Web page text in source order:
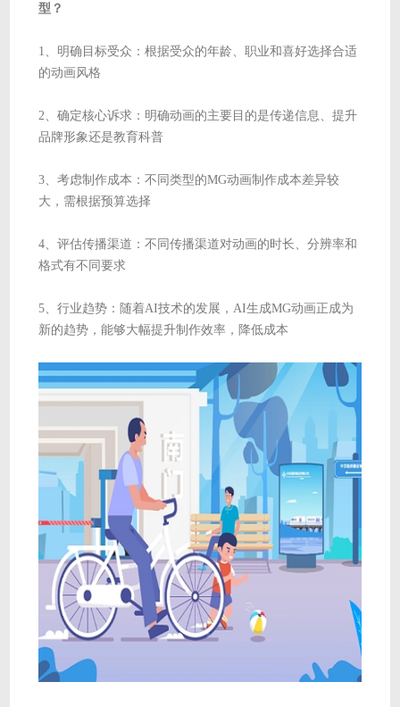
型？
1、明确目标受众：根据受众的年龄、职业和喜好选择合适
的动画风格
2、确定核心诉求：明确动画的主要目的是传递信息、提升
品牌形象还是教育科普
3、考虑制作成本：不同类型的MG动画制作成本差异较
大，需根据预算选择
4、评估传播渠道：不同传播渠道对动画的时长、分辨率和
格式有不同要求
5、行业趋势：随着AI技术的发展，AI生成MG动画正成为
新的趋势，能够大幅提升制作效率，降低成本